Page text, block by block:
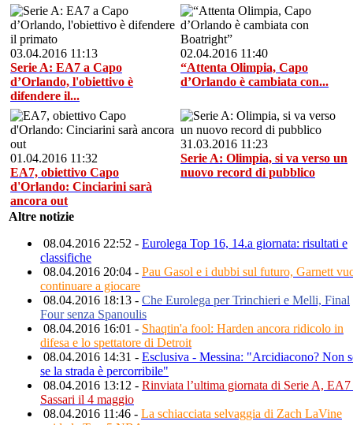
03.04.2016 11:13
Serie A: EA7 a Capo
d’Orlando, l'obiettivo è
difendere il...
02.04.2016 11:40
“Attenta Olimpia, Capo
d’Orlando è cambiata con...
01.04.2016 11:32
EA7, obiettivo Capo
d'Orlando: Cinciarini sarà
ancora out
31.03.2016 11:23
Serie A: Olimpia, si va verso un
nuovo record di pubblico
Altre notizie
08.04.2016 22:52 - Eurolega Top 16, 14.a giornata: risultati e
classifiche
08.04.2016 20:04 - Pau Gasol e i dubbi sul futuro, Garnett
continuare a giocare
08.04.2016 18:13 - Che Eurolega per Trinchieri e Melli, Final
Four senza Spanoulis
08.04.2016 16:01 - Shaqtin'a fool: Harden ancora ridicolo in
difesa e lo spettatore di Detroit
08.04.2016 14:31 - Esclusiva - Messina: "Arcidiacono? Non
se la strada è percorribile"
08.04.2016 13:12 - Rinviata l’ultima giornata di Serie A, EA7
Sassari il 4 maggio
08.04.2016 11:46 - La schiacciata selvaggia di Zach LaVine